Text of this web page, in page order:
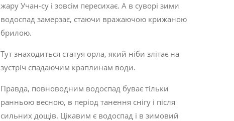
жару Учан-су і зовсім пересихає. А в суворі зими
водоспад замерзає, стаючи вражаючою крижаною
брилою.
Тут знаходиться статуя орла, який ніби злітає на
зустріч спадаючим краплинам води.
Правда, повноводним водоспад буває тільки
ранньою весною, в період танення снігу і після
сильних дощів. Цікавим є водоспад і в зимовий